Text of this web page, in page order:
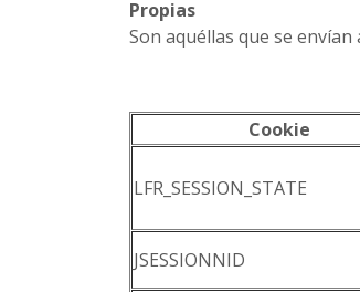
Propias
Son aquéllas que se
Cookie
LFR_SESSION_STATE
JSESSIONNID